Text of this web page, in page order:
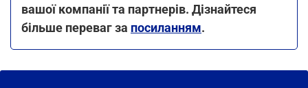
вашої компанії та партнерів. Дізнайтеся
більше переваг за посиланням.